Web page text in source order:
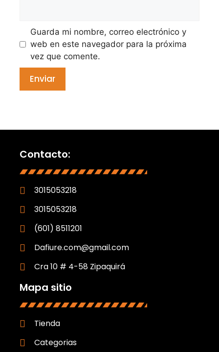
Guarda mi nombre, correo electrónico y
web en este navegador para la próxima
vez que comente.
Contacto:
3015053218
3015053218
(601) 8511201
Dafiure.com@gmail.com
Cra 10 # 4-58 Zipaquirá
Mapa sitio
Tienda
Categorias